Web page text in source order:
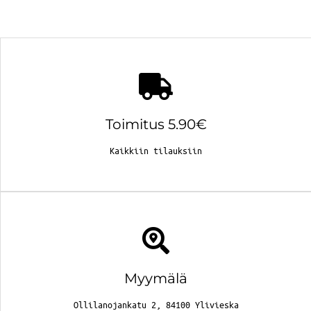
Toimitus 5.90€
Kaikkiin tilauksiin
Myymälä
Ollilanojankatu 2, 84100 Ylivieska